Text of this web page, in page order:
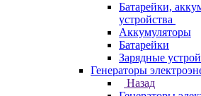
Батарейки,
устройства
Аккумуляторы
Батарейки
Зарядные
Генераторы
Назад